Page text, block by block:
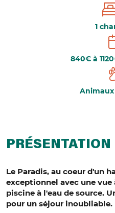
1
840€ à
PRÉSENTATION
Le Paradis, au coeur d'un
exceptionnel avec une
piscine à l'eau de source.
pour un séjour inoubliable.